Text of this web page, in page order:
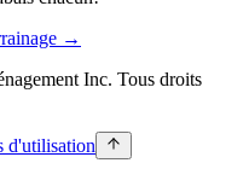
→
Inc. Tous droits
d'utilisation